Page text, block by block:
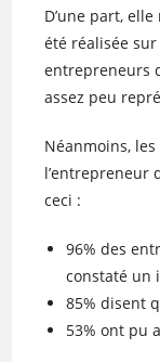
D’une part,
été réalisée
entrepreneurs
assez peu
Néanmoins,
l’entrepreneur
ceci :
96% des
constaté un
85% disent
53% ont pu